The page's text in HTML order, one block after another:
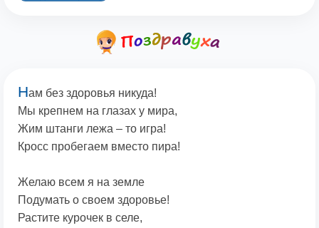
Нам без здоровья никуда!
Мы крепнем на глазах у мира,
Жим штанги лежа – то игра!
Кросс пробегаем вместо пира!
Желаю всем я на земле
Подумать о своем здоровье!
Растите курочек в селе,